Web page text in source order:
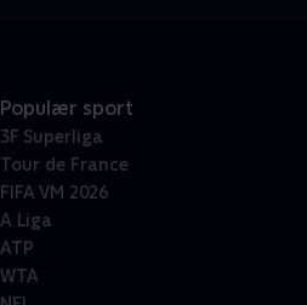
Populær sport
3F Superliga
Tour de France
FIFA VM 2026
A Liga
ATP
WTA